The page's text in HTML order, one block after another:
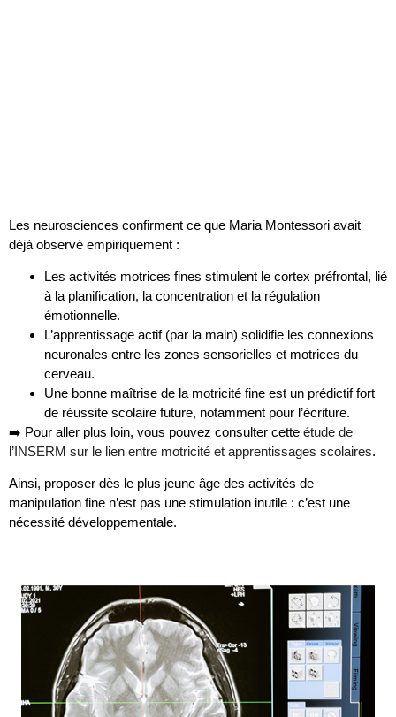
Les neurosciences confirment ce que Maria Montessori avait
déjà observé empiriquement :
Les activités motrices fines stimulent le cortex préfrontal, lié
à la planification, la concentration et la régulation
émotionnelle.
L’apprentissage actif (par la main) solidifie les connexions
neuronales entre les zones sensorielles et motrices du
cerveau.
Une bonne maîtrise de la motricité fine est un prédictif fort
de réussite scolaire future, notamment pour l’écriture.
➡️ Pour aller plus loin, vous pouvez consulter cette étude de
l’INSERM sur le lien entre motricité et apprentissages scolaires.
Ainsi, proposer dès le plus jeune âge des activités de
manipulation fine n’est pas une stimulation inutile : c’est une
nécessité développementale.